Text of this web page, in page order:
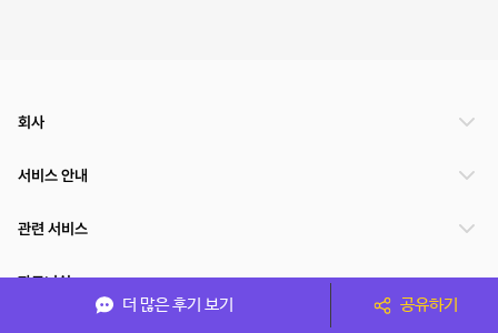
더 많은 후기 보기 공유하기
회사
서비스 안내
관련 서비스
파트너쉽